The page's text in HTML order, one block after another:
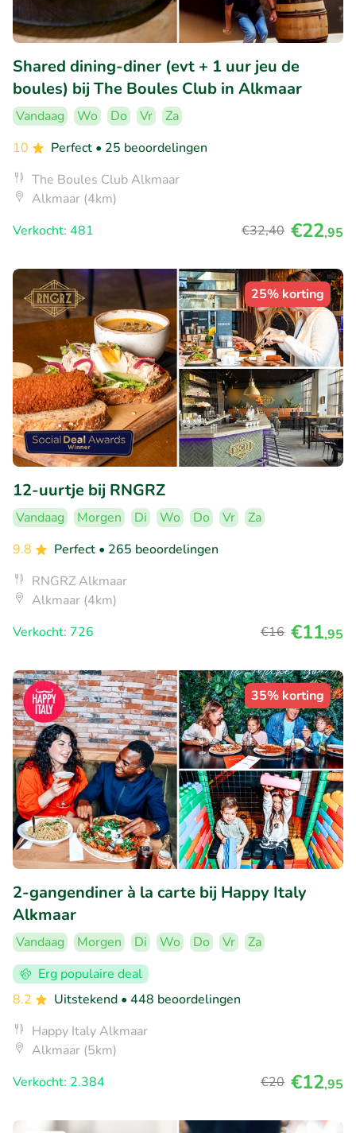
Shared dining-diner (evt + 1 uur jeu de
boules) bij The Boules Club in Alkmaar
Vandaag Wo Do Vr
Za
10
Perfect • 25 beoordelingen
The Boules Club Alkmaar
Alkmaar (4km)
Verkocht: 481
€32,40 €22,95
25% korting
12-uurtje bij RNGRZ
Vandaag Morgen Di Wo Do Vr
Za
9.8
Perfect • 265 beoordelingen
RNGRZ Alkmaar
Alkmaar (4km)
Verkocht: 726
€16 €11,95
35% korting
2-gangendiner à la carte bij Happy Italy
Alkmaar
Vandaag Morgen Di Wo Do Vr
Za
Erg populaire deal
8.2
Uitstekend • 448 beoordelingen
Happy Italy Alkmaar
Alkmaar (5km)
Verkocht: 2.384
€20 €12,95